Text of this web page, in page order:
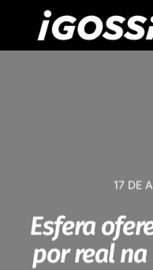
17 DE
Esfera
por real na